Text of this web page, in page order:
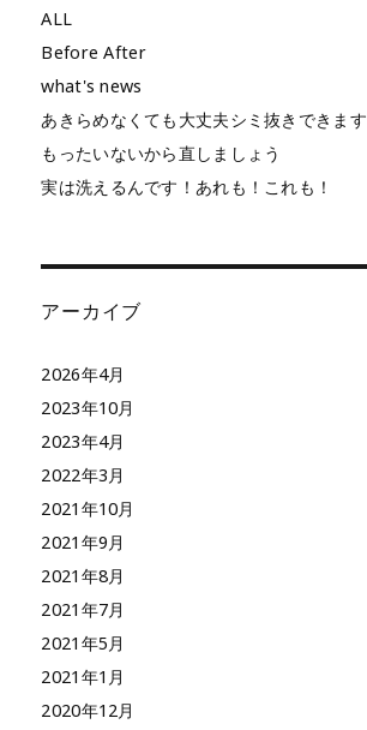
ALL
Before After
what's news
あきらめなくても大丈夫シミ抜きできます
もったいないから直しましょう
実は洗えるんです！あれも！これも！
アーカイブ
2026年4月
2023年10月
2023年4月
2022年3月
2021年10月
2021年9月
2021年8月
2021年7月
2021年5月
2021年1月
2020年12月